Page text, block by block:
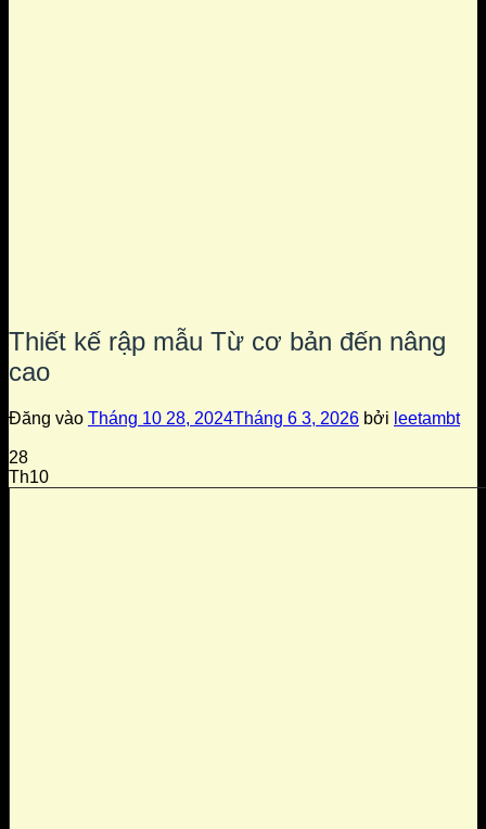
Thiết kế rập mẫu Từ cơ bản đến nâng
cao
Đăng vào Tháng 10 28, 2024Tháng 6 3, 2026 bởi leetambt
28
Th10